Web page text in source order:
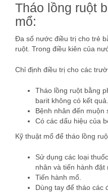
Tháo lồng ruột
mổ:
Đa số nước điều trị cho trẻ
ruột. Trong điều kiên của
Chỉ định điều trị cho các
Tháo lồng ruột bằng
barit không có kết quả.
Bệnh nhân đến muộn
Có các dấu hiệu của
Kỹ thuật mổ để tháo lồng
Sử dụng các loại
nhân và tiến hành đặt
Tiến hành mổ.
Dùng tay để tháo các